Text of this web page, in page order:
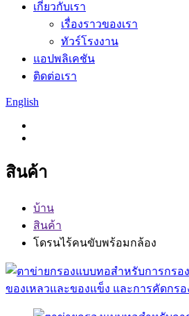
เกี่ยวกับเรา
เรื่องราวของเรา
ทัวร์โรงงาน
แอปพลิเคชัน
ติดต่อเรา
English
สินค้า
บ้าน
สินค้า
โดรนไร้คนขับพร้อมกล้อง